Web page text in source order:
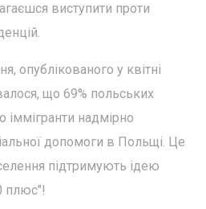
виступити проти
опублікованого у квітні
що 69% польських
надмірно
допомоги в Польщі. Це
підтримують ідею
плюс"!